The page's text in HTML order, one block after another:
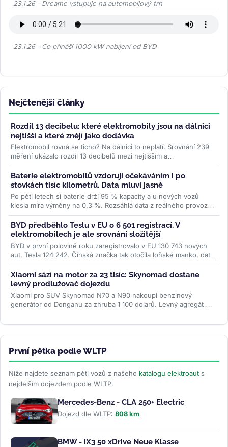
23.1.26 - Dreame vstupuje na automobilový trh
23.1.26 - Co přináší 1000 kW nabíjení od BYD
Nejčtenější články
Rozdíl 13 decibelů: které elektromobily jsou na dálnici
nejtišší a které znějí jako dodávka
Elektromobil rovná se ticho? Na dálnici to neplatí. Srovnání 239
měření ukázalo rozdíl 13 decibelů mezi nejtišším a
nejhlučnějším...>>
Baterie elektromobilů vzdorují očekáváním i po
stovkách tisíc kilometrů. Data mluví jasně
Po pěti letech si baterie drží 95 % kapacity a u nových vozů
klesla míra výměny na 0,3 %. Rozsáhlá data z reálného provozu
boří mýty,...>>
BYD předběhlo Teslu v EU o 6 501 registrací. V
elektromobilech je ale srovnání složitější
BYD v první polovině roku zaregistrovalo v EU 130 743 nových
aut, Tesla 124 242. Čínská značka tak otočila loňské manko, data
ACEA ale...>>
Xiaomi sází na motor za 23 tisíc: Skynomad dostane
levný prodlužovač dojezdu
Xiaomi pro SUV Skynomad N70 a N90 nakoupí benzinový
generátor od Donganu za zhruba 1 100 dolarů. Levný agregát má
První pětka podle WLTP
Níže najdete seznam pěti vozů z našeho katalogu elektroaut s
nejdelším dojezdem podle WLTP.
Mercedes-Benz - CLA 250+ Electric
Dojezd dle WLTP: 808 km
BMW - iX3 50 xDrive Neue Klasse